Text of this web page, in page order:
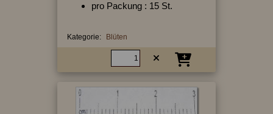
pro Packung : 15 St.
Kategorie: Blüten